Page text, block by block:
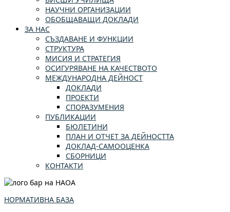
НАУЧНИ ОРГАНИЗАЦИИ
ОБОБЩАВАЩИ ДОКЛАДИ
ЗА НАС
СЪЗДАВАНЕ И ФУНКЦИИ
СТРУКТУРА
МИСИЯ И СТРАТЕГИЯ
ОСИГУРЯВАНЕ НА КАЧЕСТВОТО
МЕЖДУНАРОДНА ДЕЙНОСТ
ДОКЛАДИ
ПРОЕКТИ
СПОРАЗУМЕНИЯ
ПУБЛИКАЦИИ
БЮЛЕТИНИ
ПЛАН И ОТЧЕТ ЗА ДЕЙНОСТТА
ДОКЛАД-САМООЦЕНКА
СБОРНИЦИ
КОНТАКТИ
НОРМАТИВНА БАЗА